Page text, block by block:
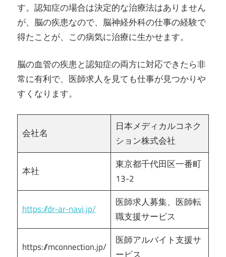
す。認知症の場合は決定的な治療法はありません
が、脳の疾患なので、脳神経外科の仕事の経験で
得たことが、この病気に治療に生かせます。
脳の血管の疾患と認知症の両方に対応できたら非
常に有利で、医師求人を見ても仕事が見つかりや
すくなります。
会社名
日本メディカルコネク
ション株式会社
本社
東京都千代田区一番町
13-2
https://dr-ar-navi.jp/
医師求人募集、医師転
職支援サービス
https://mconnection.jp/
医師アルバイト支援サ